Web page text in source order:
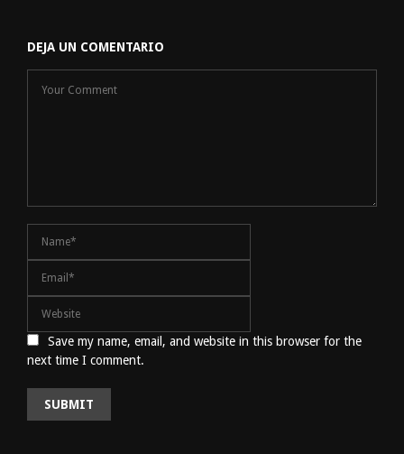
DEJA UN COMENTARIO
Save my name, email, and website in this browser for the
next time I comment.